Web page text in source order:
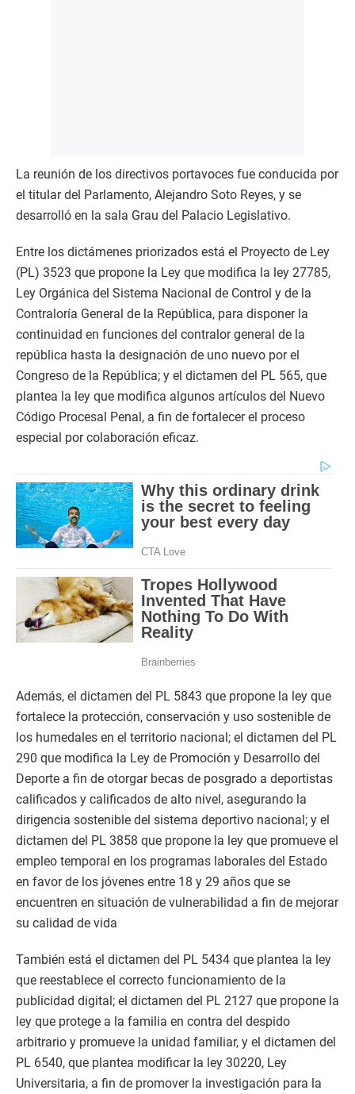
La reunión de los directivos portavoces fue conducida por
el titular del Parlamento, Alejandro Soto Reyes, y se
desarrolló en la sala Grau del Palacio Legislativo.
Entre los dictámenes priorizados está el Proyecto de Ley
(PL) 3523 que propone la Ley que modifica la ley 27785,
Ley Orgánica del Sistema Nacional de Control y de la
Contraloría General de la República, para disponer la
continuidad en funciones del contralor general de la
república hasta la designación de uno nuevo por el
Congreso de la República; y el dictamen del PL 565, que
plantea la ley que modifica algunos artículos del Nuevo
Código Procesal Penal, a fin de fortalecer el proceso
especial por colaboración eficaz.
Además, el dictamen del PL 5843 que propone la ley que
fortalece la protección, conservación y uso sostenible de
los humedales en el territorio nacional; el dictamen del PL
290 que modifica la Ley de Promoción y Desarrollo del
Deporte a fin de otorgar becas de posgrado a deportistas
calificados y calificados de alto nivel, asegurando la
dirigencia sostenible del sistema deportivo nacional; y el
dictamen del PL 3858 que propone la ley que promueve el
empleo temporal en los programas laborales del Estado
en favor de los jóvenes entre 18 y 29 años que se
encuentren en situación de vulnerabilidad a fin de mejorar
su calidad de vida
También está el dictamen del PL 5434 que plantea la ley
que reestablece el correcto funcionamiento de la
publicidad digital; el dictamen del PL 2127 que propone la
ley que protege a la familia en contra del despido
arbitrario y promueve la unidad familiar, y el dictamen del
PL 6540, que plantea modificar la ley 30220, Ley
Universitaria, a fin de promover la investigación para la